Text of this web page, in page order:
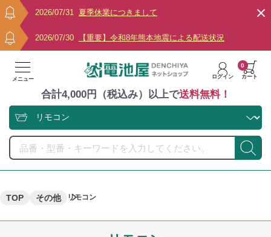
2026/07/31 夏季休業につきまして
2026/07/30 【重要】令和8年熊本地震による配送状況
メニュー ログイン カート
0
合計4,000円（税込み）以上で送料無料！
TOP その他 リモコン